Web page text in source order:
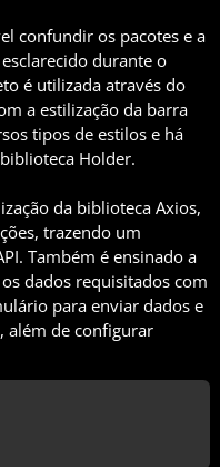
confundir os pacotes e a
durante o
é utilizada através do
a estilização da barra
tipos de estilos e há
Holder.
da biblioteca Axios,
trazendo um
Também é ensinado a
dados requisitados com
para enviar dados e
além de configurar